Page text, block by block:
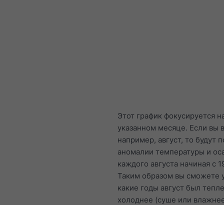
Этот график фокусируется
указанном месяце. Если вы
например, август, то будут
аномалии температуры и
каждого августа начиная с
Таким образом вы сможете
какие годы август был
холоднее (суше или